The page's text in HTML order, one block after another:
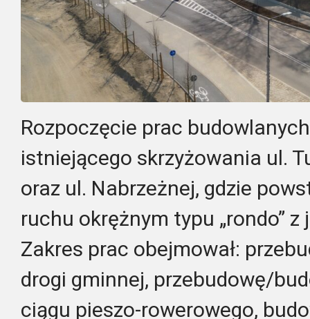
Rozpoczęcie prac
istniejącego skrzyżowania ul.
oraz ul. Nabrzeżnej, gdzie
ruchu okrężnym typu „rondo”
Zakres prac obejmował:
drogi gminnej, przebudowę/
ciągu pieszo-rowerowego,